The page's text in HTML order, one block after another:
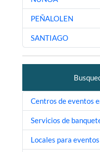
PEÑALOLEN
SANTIAGO
Centros de eventos
Servicios de
Locales para